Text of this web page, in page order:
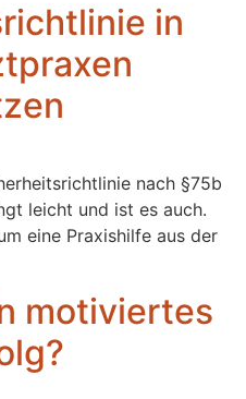
in
nach §75b
leicht und ist es auch.
eine Praxishilfe aus der
motiviertes